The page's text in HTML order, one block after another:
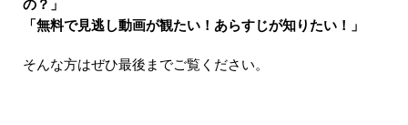
の？」
「無料で見逃し動画が観たい！あらすじが知りたい！」
そんな方はぜひ最後までご覧ください。